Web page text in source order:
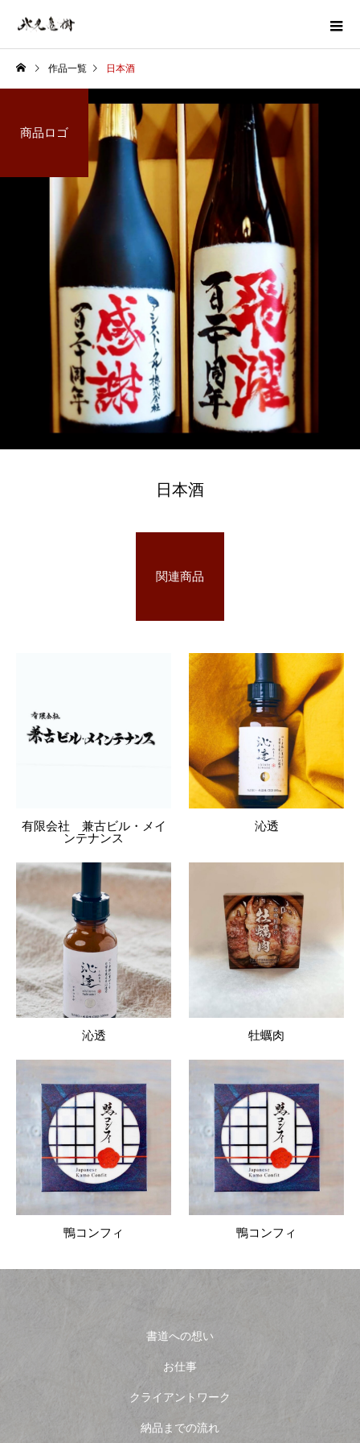
作品一覧 日本酒
商品ロゴ
日本酒
関連商品
有限会社 兼古ビル・メイ
ンテナンス
沁透
沁透 牡蠣肉
鴨コンフィ 鴨コンフィ
書道への想い
お仕事
クライアントワーク
納品までの流れ